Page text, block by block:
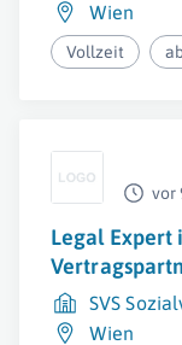
Wien
Vollzeit
vor
Legal Expert
SVS
Wien